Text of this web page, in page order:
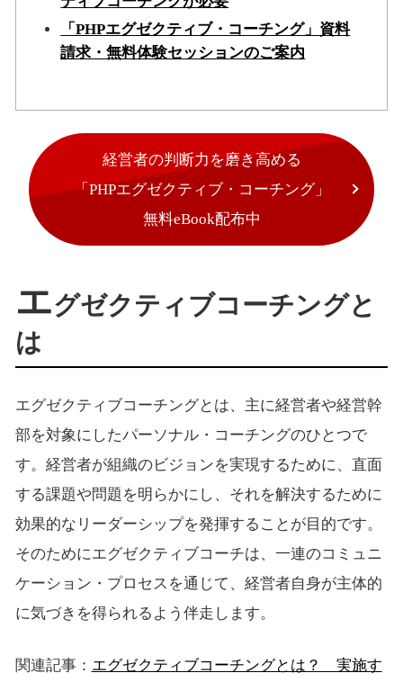
「PHPエグゼクティブ・コーチング」資料
請求・無料体験セッションのご案内
経営者の判断力を磨き高める
「PHPエグゼクティブ・コーチング」
無料eBook配布中
エグゼクティブコーチングと
は
エグゼクティブコーチングとは、主に経営者や経営幹
部を対象にしたパーソナル・コーチングのひとつで
す。経営者が組織のビジョンを実現するために、直面
する課題や問題を明らかにし、それを解決するために
効果的なリーダーシップを発揮することが目的です。
そのためにエグゼクティブコーチは、一連のコミュニ
ケーション・プロセスを通じて、経営者自身が主体的
に気づきを得られるよう伴走します。
関連記事： エグゼクティブコーチングとは？ 実施す